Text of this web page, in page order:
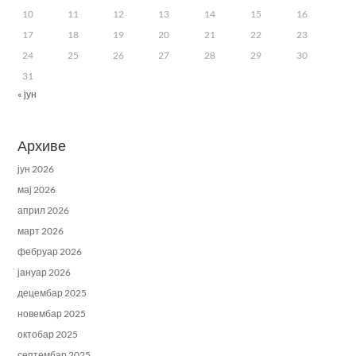
10
11 12 13 14 15
16
17
18 19 20 21 22
23
24
25 26 27 28 29
30
31
« јун
Архиве
јун 2026
мај 2026
април 2026
март 2026
фебруар 2026
јануар 2026
децембар 2025
новембар 2025
октобар 2025